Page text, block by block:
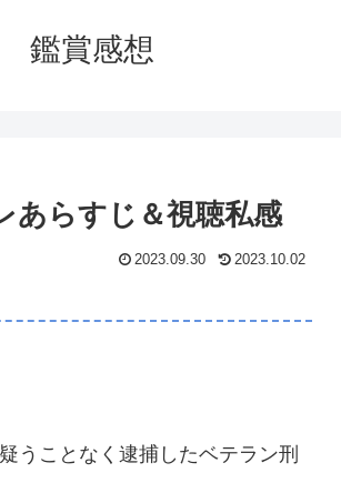
鑑賞感想
あらすじ＆視聴私感
2023.09.30 2023.10.02
うことなく逮捕したベテラン刑